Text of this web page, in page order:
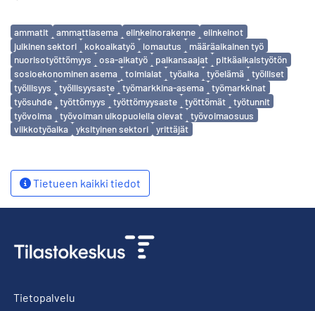
Avainsanat
ammatit ammattiasema elinkeinorakenne
elinkeinot
julkinen sektori
kokoaikatyö lomautus
määräaikainen työ
nuorisotyöttömyys
osa-aikatyö palkansaajat
pitkäaikaistyötön
sosioekonominen asema
toimialat työaika työelämä
työlliset
työllisyys
työllisyysaste työmarkkina-asema
työmarkkinat
työsuhde
työttömyys työttömyysaste työttömät
työtunnit
työvoima
työvoiman ulkopuolella olevat
työvoimaosuus
viikkotyöaika
yksityinen sektori yrittäjät
Tietueen kaikki tiedot
Tietopalvelu